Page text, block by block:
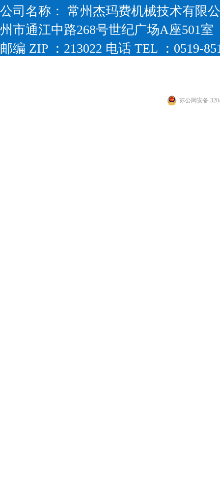
公司名称： 常州杰玛费机械技术有限
州市通江中路268号世纪广场A座501室
邮编 ZIP ：213022 电话 TEL ：0519-
苏公网安备